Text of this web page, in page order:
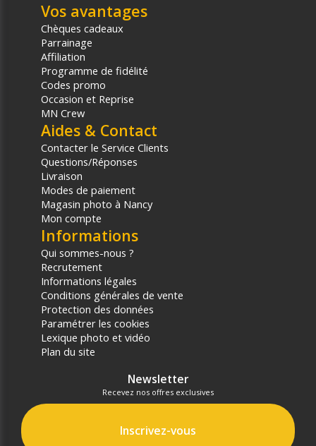
Vos avantages
Chèques cadeaux
Parrainage
Affiliation
Programme de fidélité
Codes promo
Occasion et Reprise
MN Crew
Aides & Contact
Contacter le Service Clients
Questions/Réponses
Livraison
Modes de paiement
Magasin photo à Nancy
Mon compte
Informations
Qui sommes-nous ?
Recrutement
Informations légales
Conditions générales de vente
Protection des données
Paramétrer les cookies
Lexique photo et vidéo
Plan du site
Newsletter
Recevez nos offres exclusives
Inscrivez-vous